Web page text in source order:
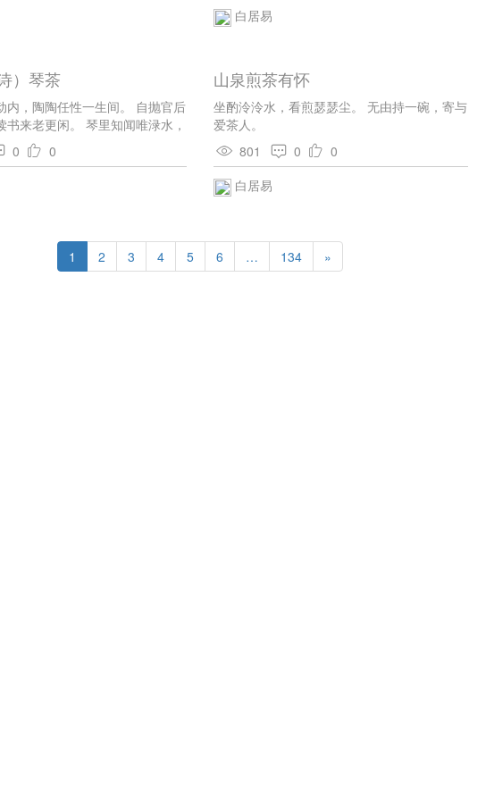
白居易
）琴茶
内，陶陶任性一生间。 自抛官后
书来老更闲。 琴里知闻唯渌水，
山。 穷通行止常相伴，难道吾今
0
0
山泉煎茶有怀
坐酌泠泠水，看煎瑟瑟尘。 无由持一碗，寄与
爱茶人。
801
0
0
白居易
1 2 3 4 5 6 … 134 »